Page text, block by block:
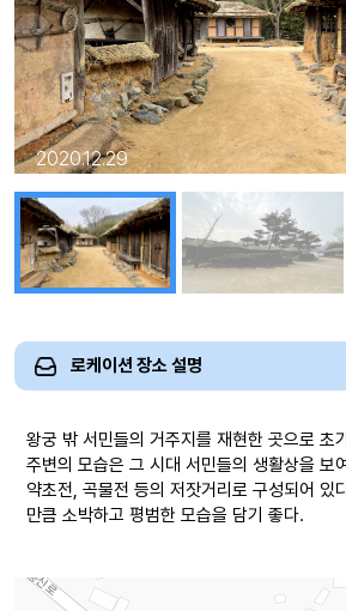
2020.12.29
로케이션 장소 설명
왕궁 밖 서민들의 거주지를 재현한 곳으로 초
주변의 모습은 그 시대 서민들의 생활상을 보
약초전, 곡물전 등의 저잣거리로 구성되어 있
만큼 소박하고 평범한 모습을 담기 좋다.